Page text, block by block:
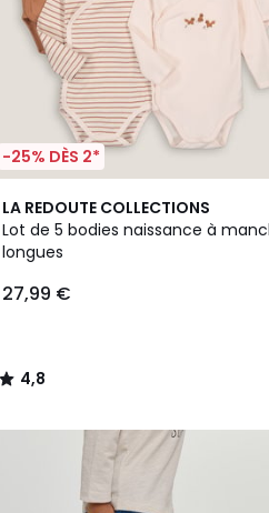
-25% DÈS 2*
LA REDOUTE COLLECTIONS
Lot de 5 bodies naissance à
longues
27,99 €
4,8
/ 5
4,8
/